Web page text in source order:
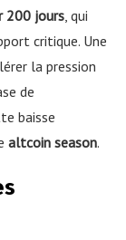
200 jours , qui
critique. Une
la pression
de
baisse
altcoin season.